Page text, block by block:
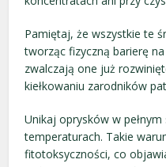
Pamiętaj, że wszystkie te
tworząc fizyczną barierę
zwalczają one już
kiełkowaniu zarodników
Unikaj oprysków w pełnym
temperaturach. Takie
fitotoksyczności, co